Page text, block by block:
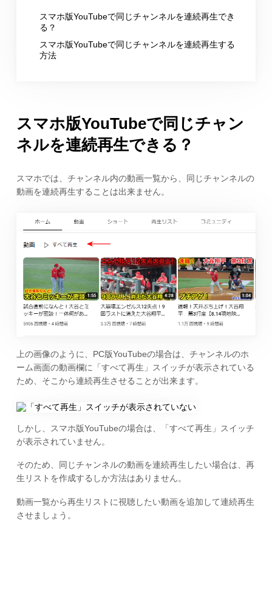
スマホ版YouTubeで同じチャンネルを連続再生でき
る？
スマホ版YouTubeで同じチャンネルを連続再生する
方法
スマホ版YouTubeで同じチャン
ネルを連続再生できる？
スマホでは、チャンネル内の動画一覧から、同じチャンネルの
動画を連続再生することは出来ません。
上の画像のように、PC版YouTubeの場合は、チャンネルのホ
ーム画面の動画欄に「すべて再生」スイッチが表示されている
ため、そこから連続再生させることが出来ます。
しかし、スマホ版YouTubeの場合は、「すべて再生」スイッチ
が表示されていません。
そのため、同じチャンネルの動画を連続再生したい場合は、再
生リストを作成するしか方法はありません。
動画一覧から再生リストに視聴したい動画を追加して連続再生
させましょう。